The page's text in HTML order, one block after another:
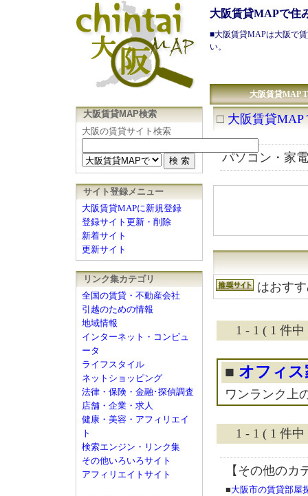
大阪賃貸MAPで住
■大阪賃貸MAPは大阪で
い。
大阪賃貸MAP
□大阪賃貸MAP
パソコン・家
はおす
1 - 1 ( 1 件中
■ オフィス
ワンランク上
1 - 1 ( 1 件中
【その他のカ
■大阪市の賃貸部屋
大阪賃貸MAP検索
大阪の賃貸サイト検索
サイト登録メニュー
大阪賃貸MAPに新規登録
登録サイト更新・削除
新着サイト
更新サイト
リンク集カテゴリ
全国の賃貸・不動産会社
引越のための情報
地域情報
インターネット・コンピュ
ータ
ライフスタイル
ネットショッピング
法律・保険・金融･探偵調査
店舗・企業・求人
健康・美容・アフィリエイ
ト
検索エンジン・リンク集
その他いろいろサイト
アフィリエイトサイト